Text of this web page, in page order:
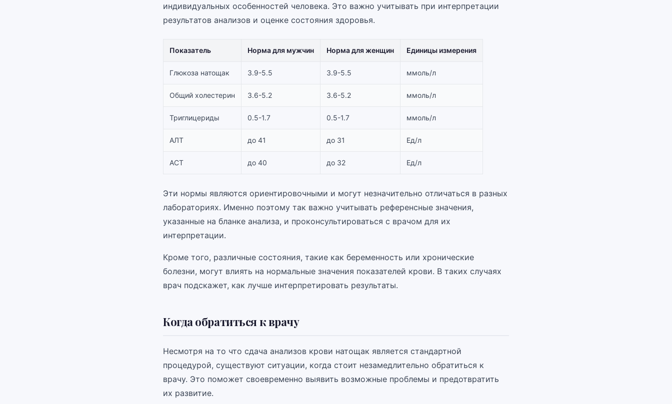
индивидуальных особенностей человека. Это важно учитывать при интерпретации
результатов анализов и оценке состояния здоровья.
Показатель Норма для мужчин Норма для женщин Единицы измерения
Глюкоза натощак 3.9-5.5 3.9-5.5 ммоль/л
Общий холестерин 3.6-5.2 3.6-5.2 ммоль/л
Триглицериды 0.5-1.7 0.5-1.7 ммоль/л
АЛТ до 41 до 31 Ед/л
АСТ до 40 до 32 Ед/л
Эти нормы являются ориентировочными и могут незначительно отличаться в разных
лабораториях. Именно поэтому так важно учитывать референсные значения,
указанные на бланке анализа, и проконсультироваться с врачом для их
интерпретации.
Кроме того, различные состояния, такие как беременность или хронические
болезни, могут влиять на нормальные значения показателей крови. В таких случаях
врач подскажет, как лучше интерпретировать результаты.
Когда обратиться к врачу
Несмотря на то что сдача анализов крови натощак является стандартной
процедурой, существуют ситуации, когда стоит незамедлительно обратиться к
врачу. Это поможет своевременно выявить возможные проблемы и предотвратить
их развитие.